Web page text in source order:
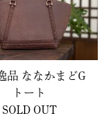
品 ななかまどG
トート
SOLD OUT